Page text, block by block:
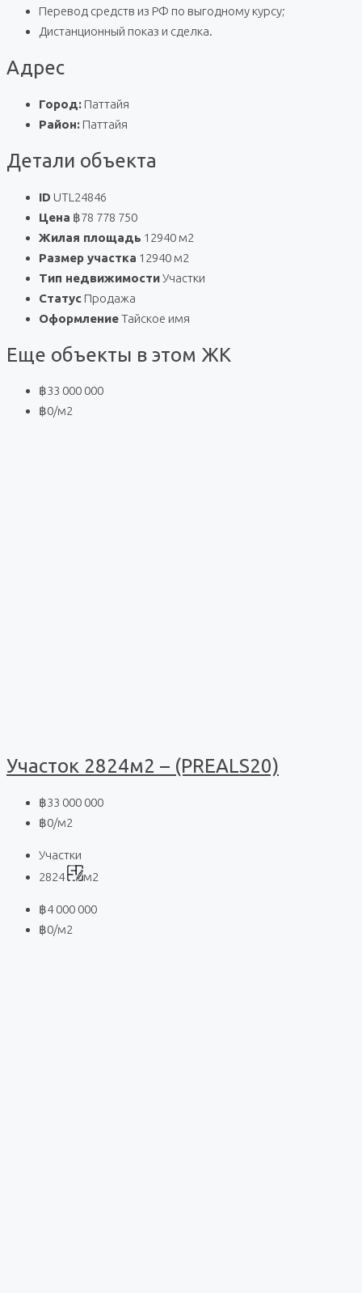
Перевод средств из РФ по выгодному курсу;
Дистанционный показ и сделка.
Адрес
Город: Паттайя
Район: Паттайя
Детали объекта
ID UTL24846
Цена ฿78 778 750
Жилая площадь 12940 м2
Размер участка 12940 м2
Тип недвижимостиУчастки
Статус Продажа
ОформлениеТайское имя
Еще объекты в этом ЖК
฿33 000 000
฿0/м2
Участок 2824м2 – (PREALS20)
฿33 000 000
฿0/м2
Участки
2824
м2
฿4 000 000
฿0/м2